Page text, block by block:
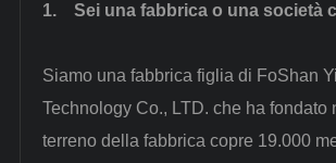
1.
Sei una fabbrica o una società
Siamo una fabbrica figlia di FoShan
Technology Co., LTD. che ha fondato
terreno della fabbrica copre 19.000